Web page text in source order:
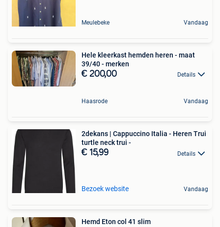
Meulebeke Vandaag
Hele kleerkast hemden heren - maat
39/40 - merken
€ 200,00 Details
Haasrode Vandaag
2dekans | Cappuccino Italia - Heren Trui
turtle neck trui -
€ 15,99 Details
Bezoek website Vandaag
Hemd Eton col 41 slim